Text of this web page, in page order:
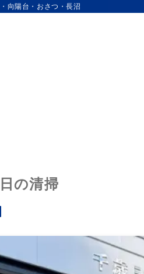
向陽台・おさつ・長沼
の清掃